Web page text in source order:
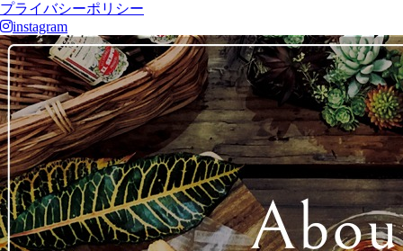
プライバシーポリシー
instagram